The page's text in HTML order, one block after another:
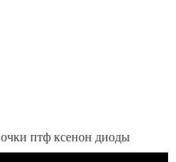
птф ксенон диоды